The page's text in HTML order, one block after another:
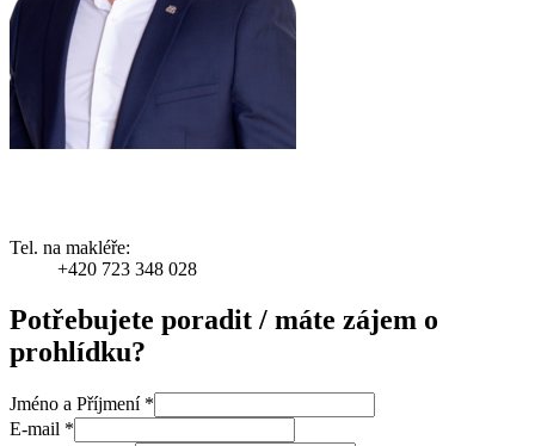
Tel. na makléře:
+420 723 348 028
Potřebujete poradit / máte zájem o
prohlídku?
Jméno a Příjmení *
E-mail *